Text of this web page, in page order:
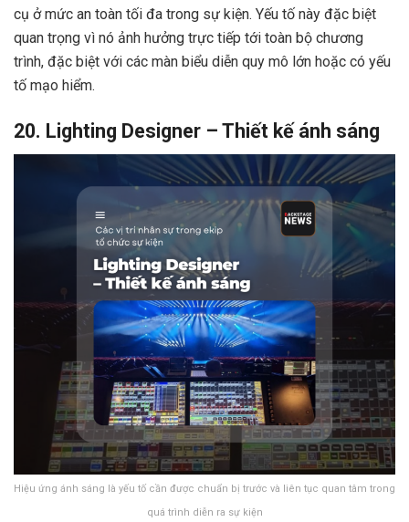
cụ ở mức an toàn tối đa trong sự kiện. Yếu tố này đặc biệt
quan trọng vì nó ảnh hưởng trực tiếp tới toàn bộ chương
trình, đặc biệt với các màn biểu diễn quy mô lớn hoặc có yếu
tố mạo hiểm.
20. Lighting Designer – Thiết kế ánh sáng
Hiệu ứng ánh sáng là yếu tố cần được chuẩn bị trước và liên tục quan tâm trong
quá trình diễn ra sự kiện